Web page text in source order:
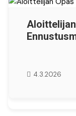
4.3.2026